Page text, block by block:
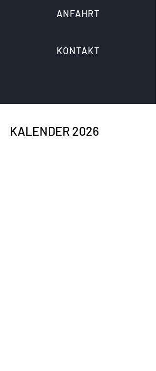
ANFAHRT
KONTAKT
KALENDER 2026